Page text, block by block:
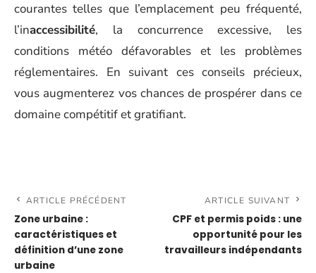
courantes telles que l’emplacement peu fréquenté,
l’inaccessibilité, la concurrence excessive, les
conditions météo défavorables et les problèmes
réglementaires. En suivant ces conseils précieux,
vous augmenterez vos chances de prospérer dans ce
domaine compétitif et gratifiant.
ARTICLE PRÉCÉDENT
Zone urbaine :
caractéristiques et
définition d’une zone
urbaine
ARTICLE SUIVANT
CPF et permis poids : une
opportunité pour les
travailleurs indépendants